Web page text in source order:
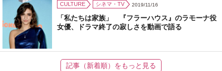
CULTURE シネマ・TV 2019/11/16
「私たちは家族」 『フラーハウス』のラモーナ役
女優、ドラマ終了の寂しさを動画で語る
記事（新着順）をもっと見る